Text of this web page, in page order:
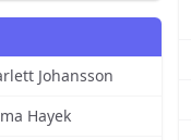
Johansson
Hayek